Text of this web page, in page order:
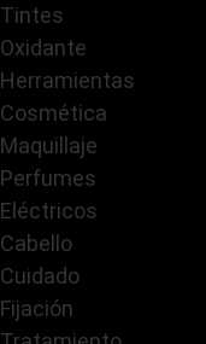
Tintes
Oxidante
Herramientas
Cosmética
Maquillaje
Perfumes
Eléctricos
Cabello
Cuidado
Fijación